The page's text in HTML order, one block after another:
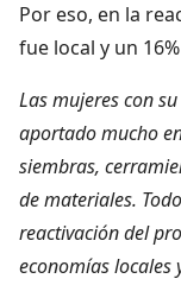
Por eso, en la
fue local y un
Las mujeres con
aportado mucho
siembras,
de materiales.
reactivación del
economías locales